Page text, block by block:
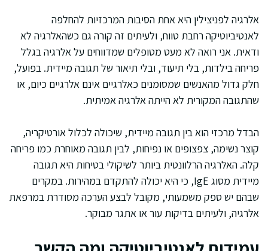
אלרגיה לפניצילין היא אחת הסיבות המרכזיות להחלפה
לאנטיביוטיקה רחבת טווח, ולעיתים זה קורה גם כשהאלרגיה לא
ודאית. אני רואה לא מעט מטופלים שמדווחים על אלרגיה בגלל
פריחה בילדות, בלי תיעוד, ובלי תיאור של תגובה מיידית. בפועל,
חלק גדול מהאנשים שמסומנים כאלרגיים אינם אלרגיים כיום, או
שהתגובה המקורית לא הייתה אלרגיה אמיתית.
הבדל מרכזי הוא בין תגובה מיידית, שיכולה לכלול אורטיקריה,
קוצר נשימה, צפצופים או נפיחות, לבין תגובה מאוחרת כמו פריחה
קלה. האלרגיה הרלוונטית ביותר לשיקולי בטיחות היא תגובה
מיידית מסוג IgE, כי היא יכולה להתקדם במהירות. במקרים
שבהם יש ספק משמעותי, מקובל לבצע הערכה מסודרת במרפאת
אלרגיה, ולעיתים בדיקות עור או אתגר מבוקר.